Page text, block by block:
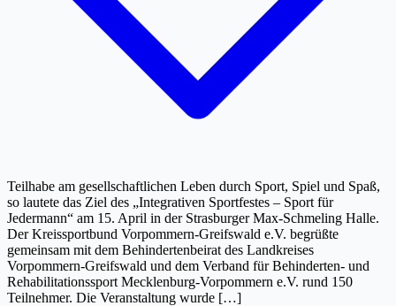
Teilhabe am gesellschaftlichen Leben durch Sport, Spiel und Spaß,
so lautete das Ziel des „Integrativen Sportfestes – Sport für
Jedermann“ am 15. April in der Strasburger Max-Schmeling Halle.
Der Kreissportbund Vorpommern-Greifswald e.V. begrüßte
gemeinsam mit dem Behindertenbeirat des Landkreises
Vorpommern-Greifswald und dem Verband für Behinderten- und
Rehabilitationssport Mecklenburg-Vorpommern e.V. rund 150
Teilnehmer. Die Veranstaltung wurde […]